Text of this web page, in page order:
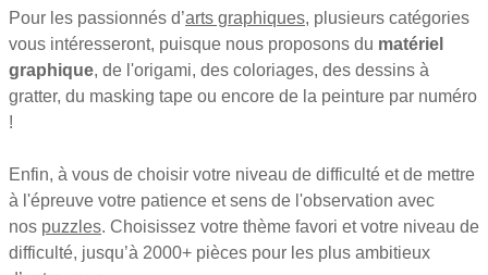
Pour les passionnés d’arts graphiques, plusieurs catégories
vous intéresseront, puisque nous proposons du matériel
graphique, de l'origami, des coloriages, des dessins à
gratter, du masking tape ou encore de la peinture par numéro
!
Enfin, à vous de choisir votre niveau de difficulté et de mettre
à l'épreuve votre patience et sens de l'observation avec
nos puzzles. Choisissez votre thème favori et votre niveau de
difficulté, jusqu’à 2000+ pièces pour les plus ambitieux